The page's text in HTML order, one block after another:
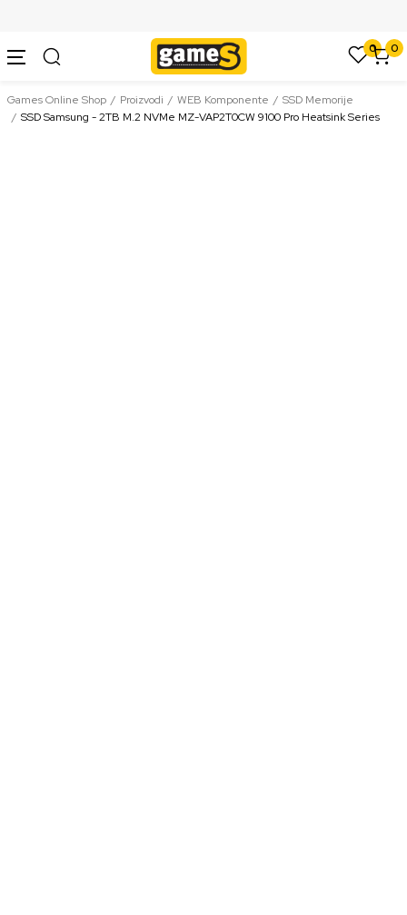
0 0
Games Online Shop Proizvodi WEB Komponente
SSD Memorije
SSD Samsung - 2TB M.2 NVMe MZ-VAP2T0CW 9100 Pro Heatsink Series